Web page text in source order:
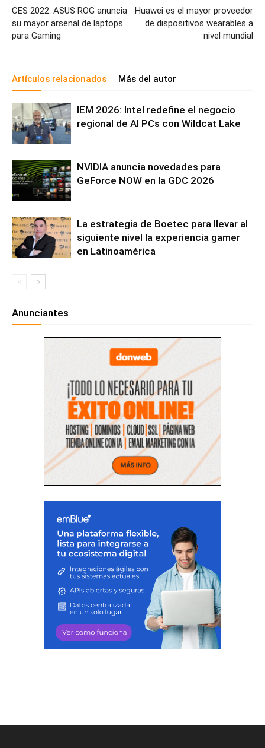
CES 2022: ASUS ROG anuncia
su mayor arsenal de laptops
para Gaming
Huawei es el mayor proveedor
de dispositivos wearables a
nivel mundial
Artículos relacionados Más del autor
IEM 2026: Intel redefine el negocio
regional de AI PCs con Wildcat Lake
NVIDIA anuncia novedades para
GeForce NOW en la GDC 2026
La estrategia de Boetec para llevar al
siguiente nivel la experiencia gamer
en Latinoamérica
Anunciantes